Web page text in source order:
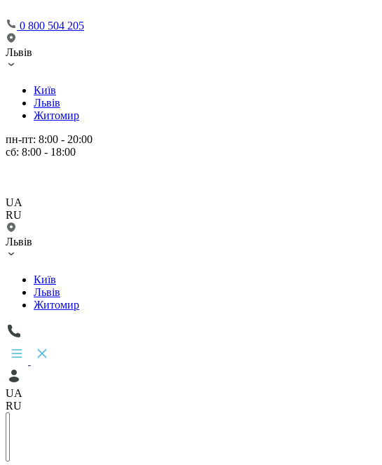
0 800 504 205
Львів
Київ
Львів
Житомир
пн-пт: 8:00 - 20:00
сб: 8:00 - 18:00
UA
RU
Львів
Київ
Львів
Житомир
UA
RU